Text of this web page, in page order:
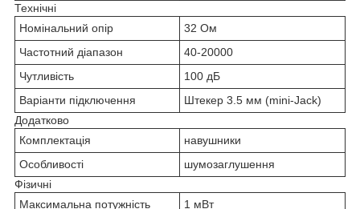
Технічні
Номінальний опір
32 Ом
Частотний діапазон
40-20000
Чутливість
100 дБ
Варіанти підключення
Штекер 3.5 мм (mini-Jack)
Додатково
Комплектація
навушники
Особливості
шумозаглушення
Фізичні
Максимальна потужність
1 мВт